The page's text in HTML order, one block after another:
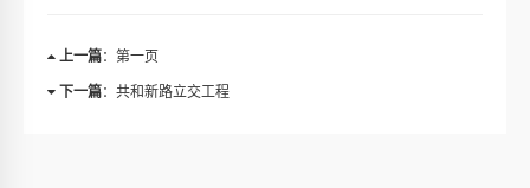
上一篇：第一页
下一篇：共和新路立交工程